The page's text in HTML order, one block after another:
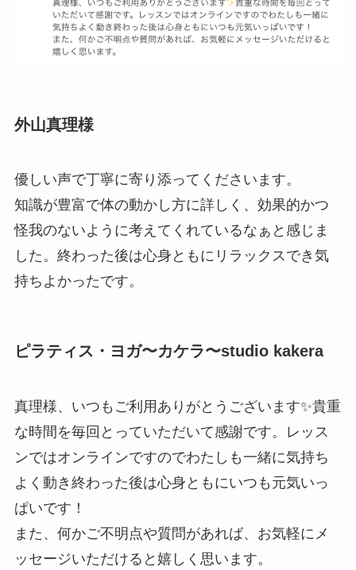
外山真理様
優しい声で丁寧に寄り添ってくださいます。
知識が豊富で体の動かし方に詳しく、効果的かつ
怪我のないように考えてくれているなぁと感じま
した。終わった後は心身ともにリラックスでき気
持ちよかったです。
ピラティス・ヨガ〜カケラ〜studio kakera
真理様、いつもご利用ありがとうございます✨貴重
な時間を毎回とっていただいて感謝です。レッス
ンではオンラインですのでわたしも一緒に気持ち
よく動き終わった後は心身ともにいつも元気いっ
ぱいです！
また、何かご不明点や質問があれば、お気軽にメ
ッセージいただけると嬉しく思います。